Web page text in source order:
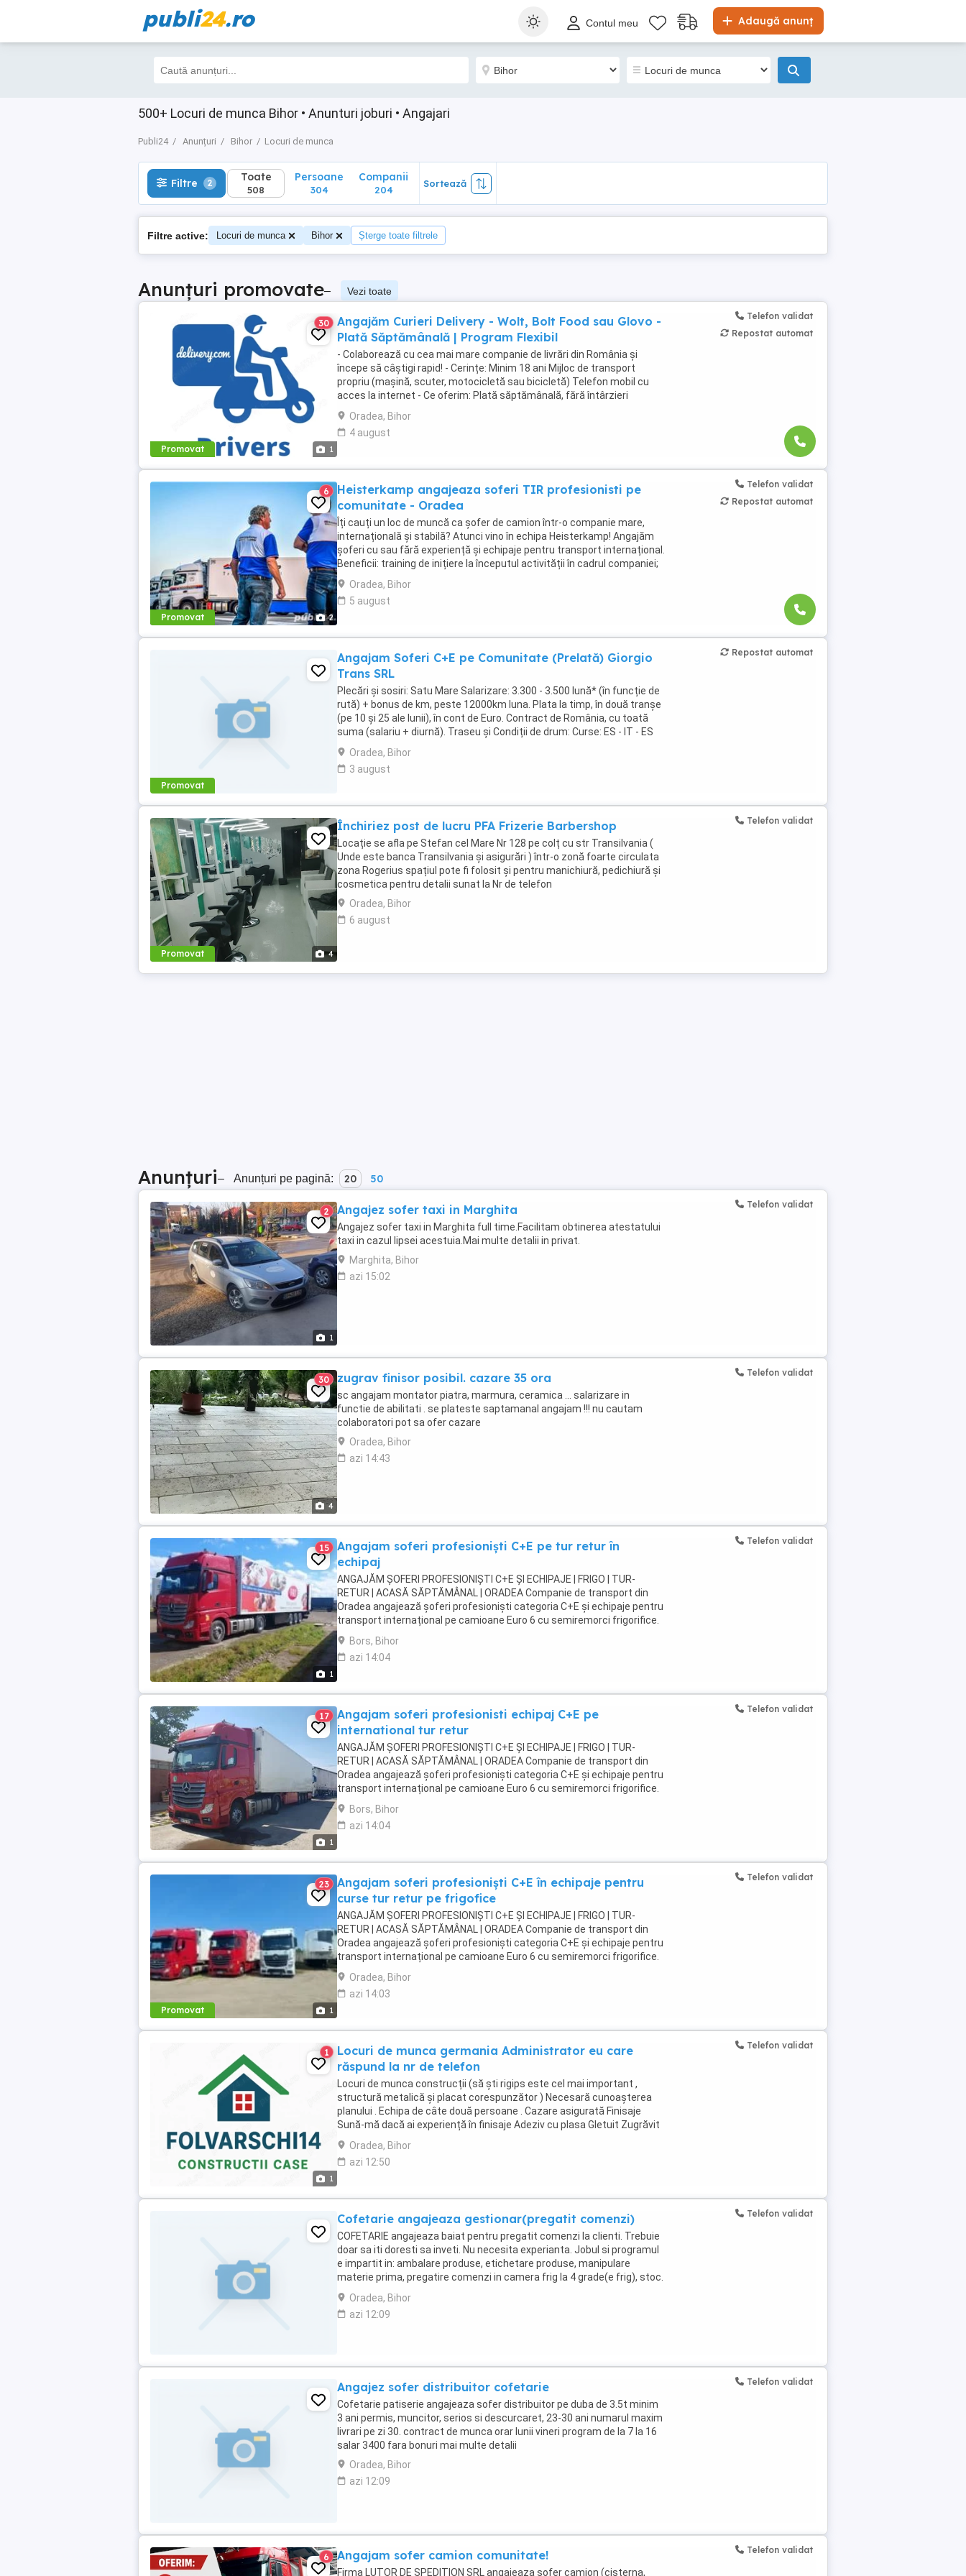
publi24.ro Adaugă anunț
Contul meu
500+ Locuri de munca Bihor • Anunturi joburi • Angajari
Publi24 Anunțuri Bihor Locuri de munca
Filtre 2 Toate
508
Filtre 2 Toate
508
Persoane
304
Companii
204
Sortează
Filtre active: Locuri de munca Bihor Șterge toate filtrele
Anunțuri promovate– Vezi toate
Promovat 1
30
Angajăm Curieri Delivery - Wolt, Bolt Food sau Glovo -
Plată Săptămânală | Program Flexibil
- Colaborează cu cea mai mare companie de livrări din România și
începe să câștigi rapid! - Cerințe: Minim 18 ani Mijloc de transport
propriu (mașină, scuter, motocicletă sau bicicletă) Telefon mobil cu
acces la internet - Ce oferim: Plată săptămânală, fără întârzieri
Bonusuri atractive ...
Oradea, Bihor
4 august
Telefon validat
Repostat automat
Promovat 2
6
Heisterkamp angajeaza soferi TIR profesionisti pe
comunitate - Oradea
Îți cauți un loc de muncă ca șofer de camion într-o companie mare,
internațională și stabilă? Atunci vino în echipa Heisterkamp! Angajăm
șoferi cu sau fără experiență și echipaje pentru transport internațional.
Beneficii: training de inițiere la începutul activității în cadrul companiei;
training ...
Oradea, Bihor
5 august
Telefon validat
Repostat automat
Promovat
Angajam Soferi C+E pe Comunitate (Prelată) Giorgio
Trans SRL
Plecări și sosiri: Satu Mare Salarizare: 3.300 - 3.500 lună* (în funcție de
rută) + bonus de km, peste 12000km luna. Plata la timp, în două tranșe
(pe 10 și 25 ale lunii), în cont de Euro. Contract de România, cu toată
suma (salariu + diurnă). Traseu și Condiții de drum: Curse: ES - IT - ES
ES ...
Oradea, Bihor
3 august
Repostat automat
Promovat 4
Închiriez post de lucru PFA Frizerie Barbershop
Locație se afla pe Stefan cel Mare Nr 128 pe colț cu str Transilvania (
Unde este banca Transilvania și asigurări ) într-o zonă foarte circulata
zona Rogerius spațiul pote fi folosit și pentru manichiură, pedichiură și
cosmetica pentru detalii sunat la Nr de telefon
Oradea, Bihor
6 august
Telefon validat
Anunțuri– Anunțuri pe pagină: 20 50
1
2 Angajez sofer taxi in Marghita
Angajez sofer taxi in Marghita full time.Facilitam obtinerea atestatului
taxi in cazul lipsei acestuia.Mai multe detalii in privat.
Marghita, Bihor
azi 15:02
Telefon validat
4
30 zugrav finisor posibil. cazare 35 ora
sc angajam montator piatra, marmura, ceramica ... salarizare in
functie de abilitati . se plateste saptamanal angajam !!! nu cautam
colaboratori pot sa ofer cazare
Oradea, Bihor
azi 14:43
Telefon validat
1
15
Angajam soferi profesioniști C+E pe tur retur în
echipaj
ANGAJĂM ȘOFERI PROFESIONIȘTI C+E ȘI ECHIPAJE | FRIGO | TUR-
RETUR | ACASĂ SĂPTĂMÂNAL | ORADEA Companie de transport din
Oradea angajează șoferi profesioniști categoria C+E și echipaje pentru
transport internațional pe camioane Euro 6 cu semiremorci frigorifice.
Căutăm persoane serioase, responsabile ...
Bors, Bihor
azi 14:04
Telefon validat
1
17
Angajam soferi profesionisti echipaj C+E pe
international tur retur
ANGAJĂM ȘOFERI PROFESIONIȘTI C+E ȘI ECHIPAJE | FRIGO | TUR-
RETUR | ACASĂ SĂPTĂMÂNAL | ORADEA Companie de transport din
Oradea angajează șoferi profesioniști categoria C+E și echipaje pentru
transport internațional pe camioane Euro 6 cu semiremorci frigorifice.
Căutăm persoane serioase, responsabile ...
Bors, Bihor
azi 14:04
Telefon validat
Promovat 1
23
Angajam soferi profesioniști C+E în echipaje pentru
curse tur retur pe frigofice
ANGAJĂM ȘOFERI PROFESIONIȘTI C+E ȘI ECHIPAJE | FRIGO | TUR-
RETUR | ACASĂ SĂPTĂMÂNAL | ORADEA Companie de transport din
Oradea angajează șoferi profesioniști categoria C+E și echipaje pentru
transport internațional pe camioane Euro 6 cu semiremorci frigorifice.
Căutăm persoane serioase, responsabile ...
Oradea, Bihor
azi 14:03
Telefon validat
1
1
Locuri de munca germania Administrator eu care
răspund la nr de telefon
Locuri de munca construcții (să ști rigips este cel mai important ,
structură metalică și placat corespunzător ) Necesară cunoașterea
planului . Echipa de câte două persoane . Cazare asigurată Finisaje
Sună-mă dacă ai experiență în finisaje Adeziv cu plasa Gletuit Zugrăvit
eu sunt administratorul ...
Oradea, Bihor
azi 12:50
Telefon validat
Cofetarie angajeaza gestionar(pregatit comenzi)
COFETARIE angajeaza baiat pentru pregatit comenzi la clienti. Trebuie
doar sa iti doresti sa inveti. Nu necesita experianta. Jobul si programul
e impartit in: ambalare produse, etichetare produse, manipulare
materie prima, pregatire comenzi in camera frig la 4 grade(e frig), stoc.
Cautam persoana ...
Oradea, Bihor
azi 12:09
Telefon validat
Angajez sofer distribuitor cofetarie
Cofetarie patiserie angajeaza sofer distribuitor pe duba de 3.5t minim
3 ani permis, muncitor, serios si descurcaret, 23-30 ani numarul maxim
livrari pe zi 30. contract de munca orar lunii vineri program de la 7 la 16
salar 3400 fara bonuri mai multe detalii
Oradea, Bihor
azi 12:09
Telefon validat
6 Angajam sofer camion comunitate!
Firma LUTOR DE SPEDITION SRL angajeaza sofer camion (cisterna,
Telefon validat